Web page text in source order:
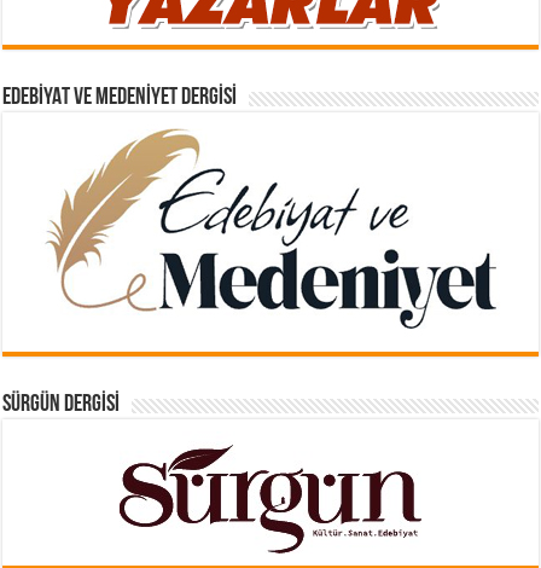
EDEBIYAT VE MEDENIYET DERGISI
SÜRGÜN DERGISI